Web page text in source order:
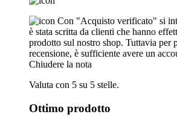
Con "Acquisto verificato" si
è stata scritta da clienti che hanno
prodotto sul nostro shop. Tuttavia per
recensione, è sufficiente avere un
Chiudere la nota
Valuta con 5 su 5 stelle.
Ottimo prodotto